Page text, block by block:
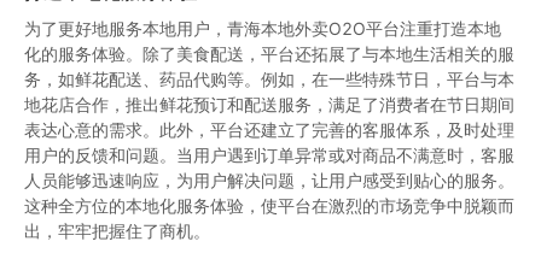
为了更好地服务本地用户，青海本地外卖O2O平台注重打造本地
化的服务体验。除了美食配送，平台还拓展了与本地生活相关的服
务，如鲜花配送、药品代购等。例如，在一些特殊节日，平台与本
地花店合作，推出鲜花预订和配送服务，满足了消费者在节日期间
表达心意的需求。此外，平台还建立了完善的客服体系，及时处理
用户的反馈和问题。当用户遇到订单异常或对商品不满意时，客服
人员能够迅速响应，为用户解决问题，让用户感受到贴心的服务。
这种全方位的本地化服务体验，使平台在激烈的市场竞争中脱颖而
出，牢牢把握住了商机。